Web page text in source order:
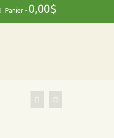
Panier - 0,00$